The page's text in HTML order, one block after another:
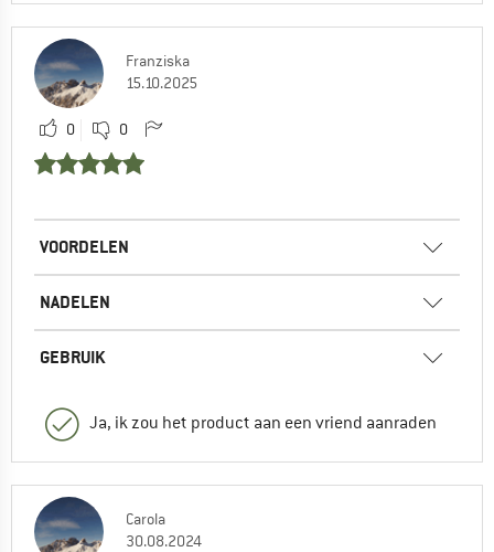
Franziska
15.10.2025
0 0
VOORDELEN
NADELEN
GEBRUIK
Ja, ik zou het product aan een vriend aanraden
Carola
30.08.2024